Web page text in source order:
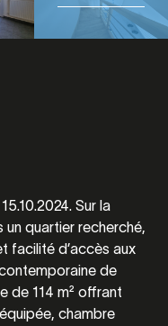
Sur la
un quartier recherché,
facilité d’accès aux
de
de 114 m² offrant
chambre